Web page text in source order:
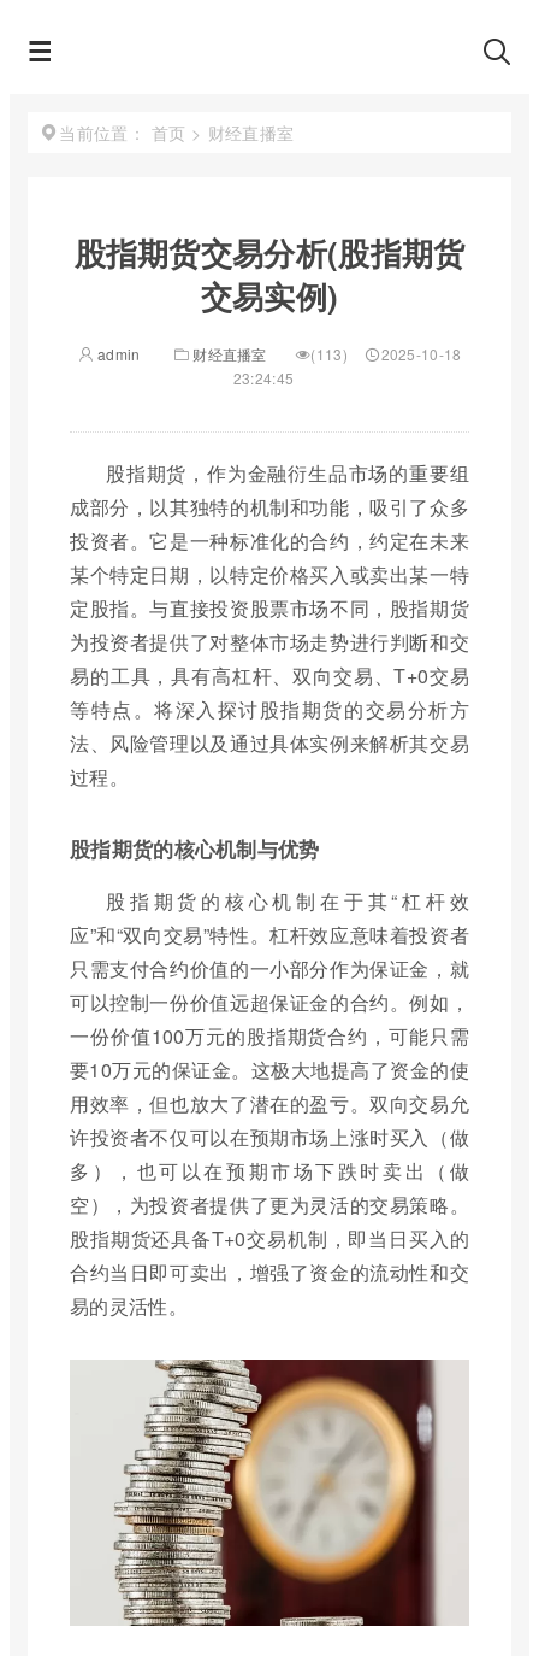
当前位置： 首页 > 财经直播室
股指期货交易分析(股指期货
交易实例)
admin 财经直播室 (113)
2025-10-18
23:24:45
股指期货，作为金融衍生品市场的重要组
成部分，以其独特的机制和功能，吸引了众多
投资者。它是一种标准化的合约，约定在未来
某个特定日期，以特定价格买入或卖出某一特
定股指。与直接投资股票市场不同，股指期货
为投资者提供了对整体市场走势进行判断和交
易的工具，具有高杠杆、双向交易、T+0交易
等特点。将深入探讨股指期货的交易分析方
法、风险管理以及通过具体实例来解析其交易
过程。
股指期货的核心机制与优势
股指期货的核心机制在于其“杠杆效
应”和“双向交易”特性。杠杆效应意味着投资者
只需支付合约价值的一小部分作为保证金，就
可以控制一份价值远超保证金的合约。例如，
一份价值100万元的股指期货合约，可能只需
要10万元的保证金。这极大地提高了资金的使
用效率，但也放大了潜在的盈亏。双向交易允
许投资者不仅可以在预期市场上涨时买入（做
多），也可以在预期市场下跌时卖出（做
空），为投资者提供了更为灵活的交易策略。
股指期货还具备T+0交易机制，即当日买入的
合约当日即可卖出，增强了资金的流动性和交
易的灵活性。